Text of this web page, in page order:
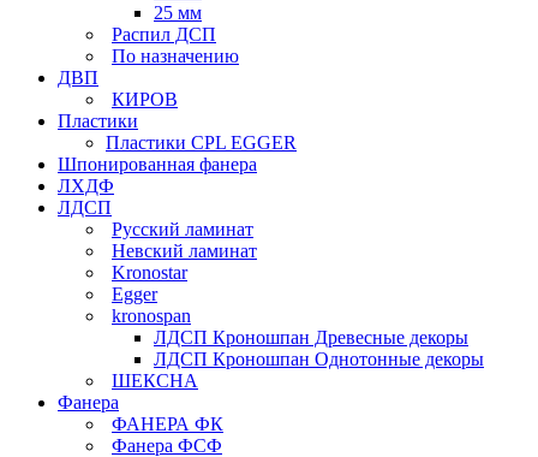
25 мм
Распил ДСП
По назначению
ДВП
КИРОВ
Пластики
Пластики CPL EGGER
Шпонированная фанера
ЛХДФ
ЛДСП
Русский ламинат
Невский ламинат
Kronostar
Egger
kronospan
ЛДСП Кроношпан Древесные декоры
ЛДСП Кроношпан Однотонные декоры
ШЕКСНА
Фанера
ФАНЕРА ФК
Фанера ФСФ